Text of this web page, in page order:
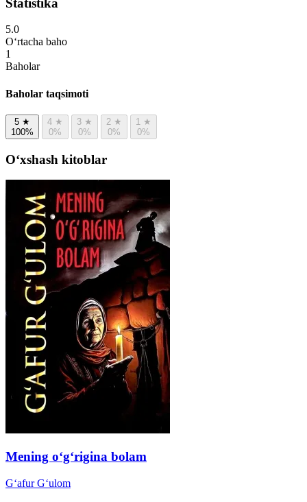
Statistika
5.0
O‘rtacha baho
1
Baholar
Baholar taqsimoti
5 ★
100%
4 ★
0%
3 ★
0%
2 ★
0%
1 ★
0%
Oʻxshash kitoblar
Mening o‘g‘rigina bolam
G‘afur G‘ulom